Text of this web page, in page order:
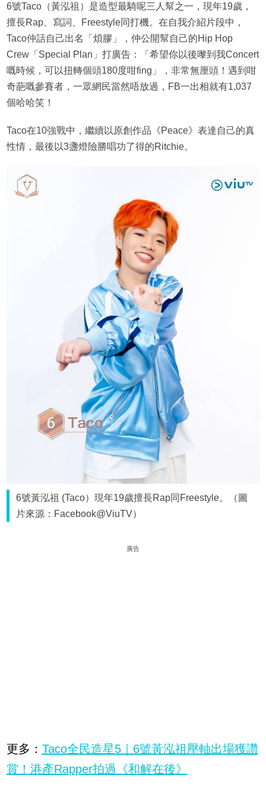
6號Taco（黃泓祖）是造型最騎呢三人幫之一，現年19歲，
擅長Rap、寫詞、Freestyle同打機。在自我介紹片段中，
Taco仲話自己出名「煩膠」，仲公開幫自己的Hip Hop
Crew「Special Plan」打廣告：「希望你以後嚟到我Concert
嘅時候，可以扭轉個頭180度咁fing」，非常無厘頭！遇到咁
奇葩嘅參賽者，一眾網民當然唔放過，FB一出相就有1,037
個哈哈笑！
Taco在10強戰中，繼續以原創作品《Peace》表達自己的真
性情，最後以3盞燈險勝唱功了得的Ritchie。
6號黃泓祖 (Taco）現年19歲擅長Rap同Freestyle。（圖
片來源：Facebook@ViuTV）
廣告
更多： Taco全民造星5｜6號黃泓祖壓軸出場獲讚
賞！港產Rapper拍過《和解在後》